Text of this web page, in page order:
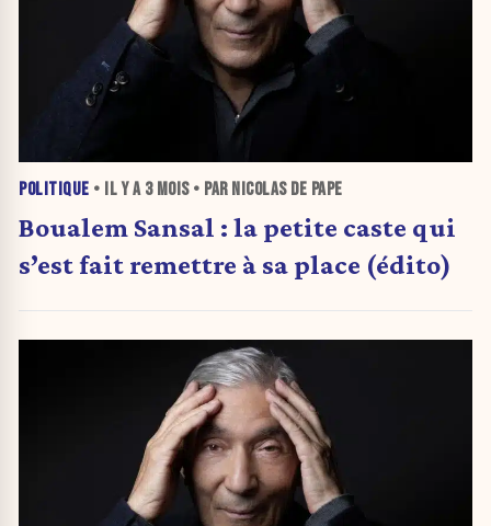
POLITIQUE • IL Y A 3 MOIS• PAR NICOLAS DE PAPE
Boualem Sansal : la petite caste qui
s’est fait remettre à sa place (édito)